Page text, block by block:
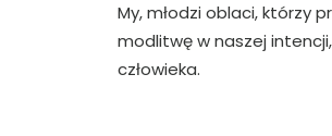
My, młodzi oblaci, którzy
modlitwę w naszej
człowieka.